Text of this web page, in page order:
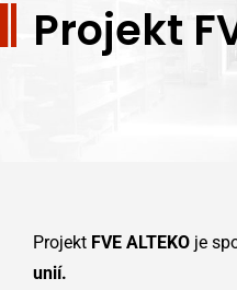
Projekt
Projekt FVE ALTEKO je
unií.